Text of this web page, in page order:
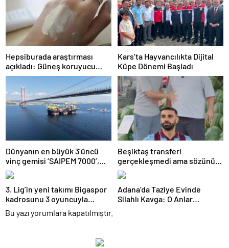
Hepsiburada araştırması
açıkladı: Güneş koruyucu
satışları yüzde 50 arttı
Kars’ta Hayvancılıkta Dijital
Küpe Dönemi Başladı
Dünyanın en büyük 3’üncü
vinç gemisi ‘SAIPEM 7000’,
1915 Çanakkale Köprüsü’nün
altından geçti
Beşiktaş transferi
gerçekleşmedi ama sözünü
tuttu: 500 kilo karpuz dağıttı
3. Lig’in yeni takımı Bigaspor
kadrosunu 3 oyuncuyla
güçlendirdi
Adana’da Taziye Evinde
Silahlı Kavga: O Anlar
Bu yazı yorumlara kapatılmıştır.